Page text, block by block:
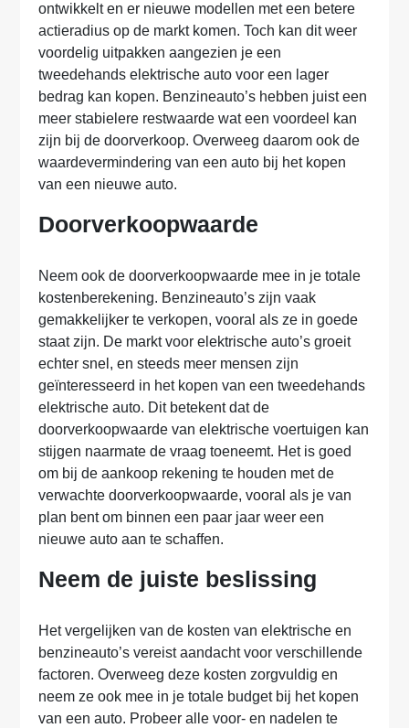
ontwikkelt en er nieuwe modellen met een betere
actieradius op de markt komen. Toch kan dit weer
voordelig uitpakken aangezien je een
tweedehands elektrische auto voor een lager
bedrag kan kopen. Benzineauto’s hebben juist een
meer stabielere restwaarde wat een voordeel kan
zijn bij de doorverkoop. Overweeg daarom ook de
waardevermindering van een auto bij het kopen
van een nieuwe auto.
Doorverkoopwaarde
Neem ook de doorverkoopwaarde mee in je totale
kostenberekening. Benzineauto’s zijn vaak
gemakkelijker te verkopen, vooral als ze in goede
staat zijn. De markt voor elektrische auto’s groeit
echter snel, en steeds meer mensen zijn
geïnteresseerd in het kopen van een tweedehands
elektrische auto. Dit betekent dat de
doorverkoopwaarde van elektrische voertuigen kan
stijgen naarmate de vraag toeneemt. Het is goed
om bij de aankoop rekening te houden met de
verwachte doorverkoopwaarde, vooral als je van
plan bent om binnen een paar jaar weer een
nieuwe auto aan te schaffen.
Neem de juiste beslissing
Het vergelijken van de kosten van elektrische en
benzineauto’s vereist aandacht voor verschillende
factoren. Overweeg deze kosten zorgvuldig en
neem ze ook mee in je totale budget bij het kopen
van een auto. Probeer alle voor- en nadelen te